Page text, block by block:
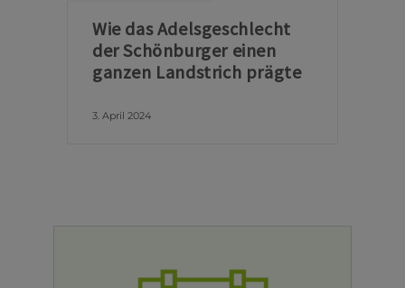
Wie das Adelsgeschlecht
der Schönburger einen
ganzen Landstrich prägte
3. April 2024